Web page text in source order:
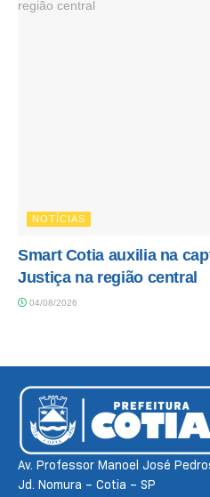
NOTÍCIAS
Smart Cotia auxilia na
Justiça na região central
04/08/2026
Av. Professor Manoel José
Jd. Nomura – Cotia – SP